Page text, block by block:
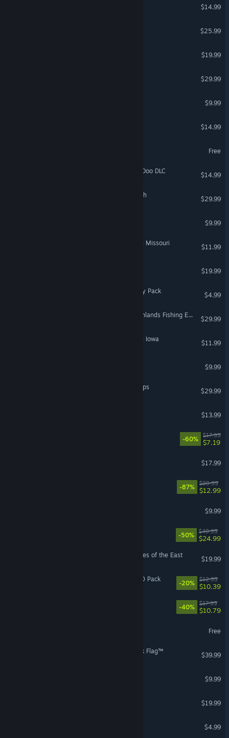
$14.99
$25.99
$19.99
$29.99
$9.99
$14.99
Free
House Flipper 2 - Scooby-Doo DLC
$14.99
Empires of the Undergrowth
$29.99
$9.99
American Truck Simulator - Missouri
$11.99
$19.99
Space Engineers: Prosperity Pack
$4.99
Farming Simulator 25: Highlands Fishing Expansion
$29.99
American Truck Simulator - Iowa
$11.99
$9.99
Ori and the Will of the Wisps
$29.99
$13.99
-60%
$17.99
$7.19
$17.99
-87%
$99.99
$12.99
$9.99
-50%
$49.99
$24.99
Age of Empires IV: Dynasties of the East
$19.99
Rust - Warhammer 40,000 Pack
-20%
$12.99
$10.39
-40%
$17.99
$10.79
Free
Assassin’s Creed® IV Black Flag™
$39.99
$9.99
$19.99
$4.99